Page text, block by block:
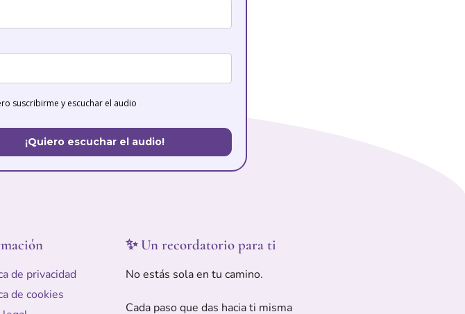
suscribirme y escuchar el audio
¡Quiero escuchar el audio!
de privacidad
de cookies
✨ Un recordatorio para ti
No estás sola en tu camino.
Cada paso que das hacia ti misma